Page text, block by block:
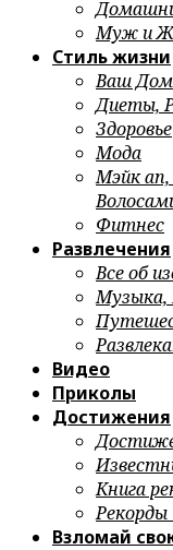
Муж и
Стиль жизни
Ваш Дом
Диеты,
Здоровье
Мода
Мэйк
Фитнес
Развлечения
Все об
Музыка,
Видео
Приколы
Достижения
Книга
Взломай